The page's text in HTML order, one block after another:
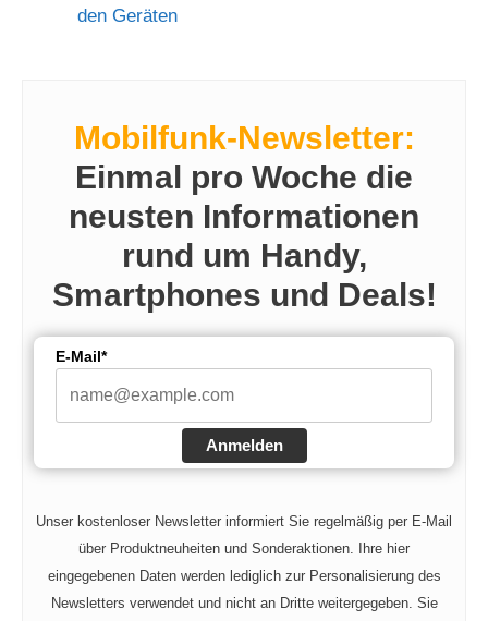
den Geräten
Mobilfunk-Newsletter:
Einmal pro Woche die
neusten Informationen
rund um Handy,
Smartphones und Deals!
E-Mail*
Anmelden
Unser kostenloser Newsletter informiert Sie regelmäßig per E-Mail
über Produktneuheiten und Sonderaktionen. Ihre hier
eingegebenen Daten werden lediglich zur Personalisierung des
Newsletters verwendet und nicht an Dritte weitergegeben. Sie